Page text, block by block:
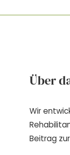
Über
Wir
Beitrag